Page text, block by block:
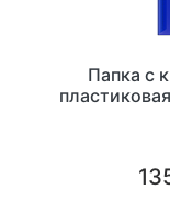
Папка с